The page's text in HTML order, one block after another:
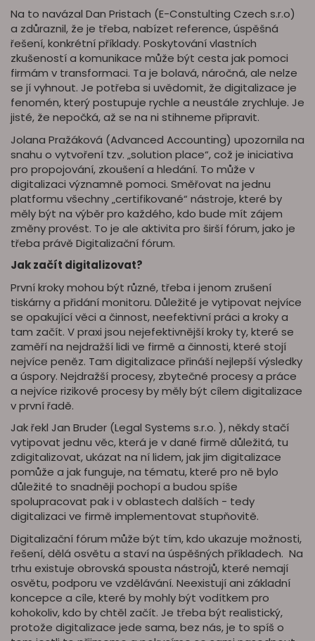
Na to navázal Dan Pristach (E-Constulting Czech s.r.o)
a zdůraznil, že je třeba, nabízet reference, úspěšná
řešení, konkrétní příklady. Poskytování vlastních
zkušeností a komunikace může být cesta jak pomoci
firmám v transformaci. Ta je bolavá, náročná, ale nelze
se jí vyhnout. Je potřeba si uvědomit, že digitalizace je
fenomén, který postupuje rychle a neustále zrychluje. Je
jisté, že nepočká, až se na ni stihneme připravit.
Jolana Pražáková (Advanced Accounting) upozornila na
snahu o vytvoření tzv. „solution place“, což je iniciativa
pro propojování, zkoušení a hledání. To může v
digitalizaci významně pomoci. Směřovat na jednu
platformu všechny „certifikované“ nástroje, které by
měly být na výběr pro každého, kdo bude mít zájem
změny provést. To je ale aktivita pro širší fórum, jako je
třeba právě Digitalizační fórum.
Jak začít digitalizovat?
První kroky mohou být různé, třeba i jenom zrušení
tiskárny a přidání monitoru. Důležité je vytipovat nejvíce
se opakující věci a činnost, neefektivní práci a kroky a
tam začít. V praxi jsou nejefektivnější kroky ty, které se
zaměří na nejdražší lidi ve firmě a činnosti, které stojí
nejvíce peněz. Tam digitalizace přináší nejlepší výsledky
a úspory. Nejdražší procesy, zbytečné procesy a práce
a nejvíce rizikové procesy by měly být cílem digitalizace
v první řadě.
Jak řekl Jan Bruder (Legal Systems s.r.o. ), někdy stačí
vytipovat jednu věc, která je v dané firmě důležitá, tu
zdigitalizovat, ukázat na ní lidem, jak jim digitalizace
pomůže a jak funguje, na tématu, které pro ně bylo
důležité to snadněji pochopí a budou spíše
spolupracovat pak i v oblastech dalších - tedy
digitalizaci ve firmě implementovat stupňovitě.
Digitalizační fórum může být tím, kdo ukazuje možnosti,
řešení, dělá osvětu a staví na úspěšných příkladech. Na
trhu existuje obrovská spousta nástrojů, které nemají
osvětu, podporu ve vzdělávání. Neexistují ani základní
koncepce a cíle, které by mohly být vodítkem pro
kohokoliv, kdo by chtěl začít. Je třeba být realistický,
protože digitalizace jede sama, bez nás, je to spíš o